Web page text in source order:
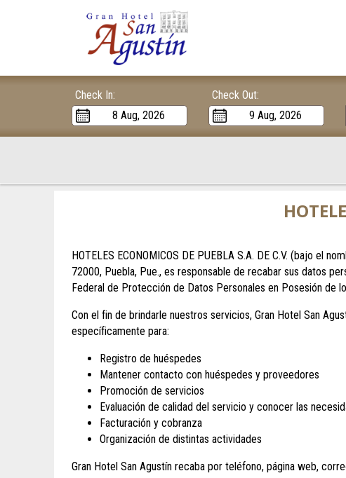
Check In: Check Out:
HOTELES ECONOMICOS DE PUEBLA S.A. DE C.V. (bajo el
72000, Puebla, Pue., es responsable de recabar sus datos
Federal de Protección de Datos Personales en Posesión de
Con el fin de brindarle nuestros servicios, Gran Hotel San
específicamente para:
Registro de huéspedes
Mantener contacto con huéspedes y proveedores
Promoción de servicios
Evaluación de calidad del servicio y conocer las
Facturación y cobranza
Organización de distintas actividades
Gran Hotel San Agustín recaba por teléfono, página web,